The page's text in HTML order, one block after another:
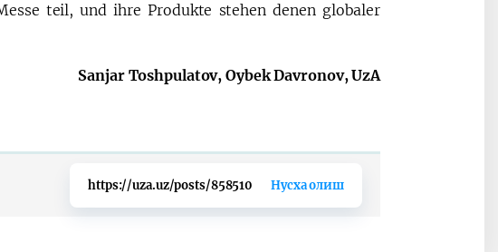
teil, und ihre Produkte stehen denen globaler
Sanjar Toshpulatov, Oybek Davronov, UzA
https://uza.uz/posts/858510 Нусха олиш